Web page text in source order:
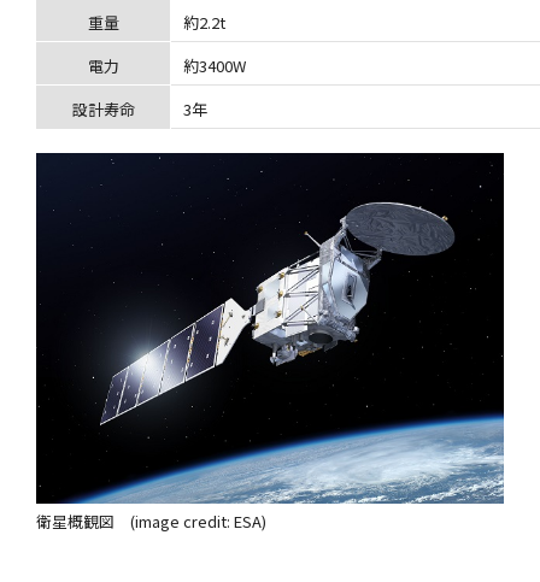
重量
約2.2t
電力
約3400W
設計寿命
3年
衛星概観図 (image credit: ESA)